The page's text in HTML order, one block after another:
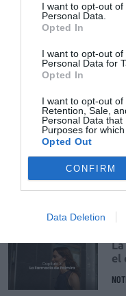
I want to opt-out
Personal Data.
Opted In
I want to opt-out
Personal Data for
Opted In
I want to opt-out of
Retention, Sale,
Personal Data
Purposes for
Opted Out
CONFIRM
Data Deletion
Destacados
el